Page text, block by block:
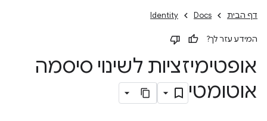
דף הבית Docs
Identity
המידע עזר לך?
אופטימיזציות לשינוי סיסמה
אוטומטי